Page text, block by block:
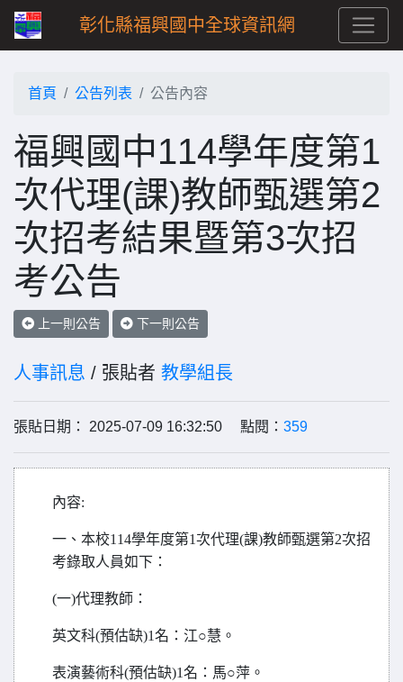
彰化縣福興國中全球資訊網
首頁 公告列表 公告內容
福興國中114學年度第1
次代理(課)教師甄選第2
次招考結果暨第3次招
考公告
上一則公告 下一則公告
人事訊息 / 張貼者 教學組長
張貼日期： 2025-07-09 16:32:50 點閱： 359
內容:
一、本校114學年度第1次代理(課)教師甄選第2次招
考錄取人員如下：
(一)代理教師：
英文科(預估缺)1名：江○慧。
表演藝術科(預估缺)1名：馬○萍。